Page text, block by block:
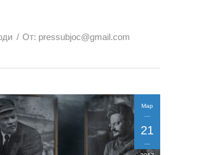
От: pressubjoc@gmail.com
Мар
21